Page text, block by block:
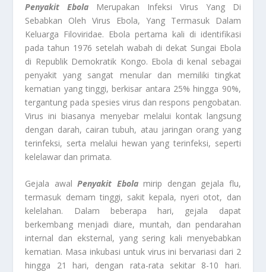
Penyakit Ebola Merupakan Infeksi Virus Yang Di
Sebabkan Oleh Virus Ebola, Yang Termasuk Dalam
Keluarga Filoviridae. Ebola pertama kali di identifikasi
pada tahun 1976 setelah wabah di dekat Sungai Ebola
di Republik Demokratik Kongo. Ebola di kenal sebagai
penyakit yang sangat menular dan memiliki tingkat
kematian yang tinggi, berkisar antara 25% hingga 90%,
tergantung pada spesies virus dan respons pengobatan.
Virus ini biasanya menyebar melalui kontak langsung
dengan darah, cairan tubuh, atau jaringan orang yang
terinfeksi, serta melalui hewan yang terinfeksi, seperti
kelelawar dan primata.
Gejala awalPenyakit Ebolamirip dengan gejala flu,
termasuk demam tinggi, sakit kepala, nyeri otot, dan
kelelahan. Dalam beberapa hari, gejala dapat
berkembang menjadi diare, muntah, dan pendarahan
internal dan eksternal, yang sering kali menyebabkan
kematian. Masa inkubasi untuk virus ini bervariasi dari 2
hingga 21 hari, dengan rata-rata sekitar 8-10 hari.